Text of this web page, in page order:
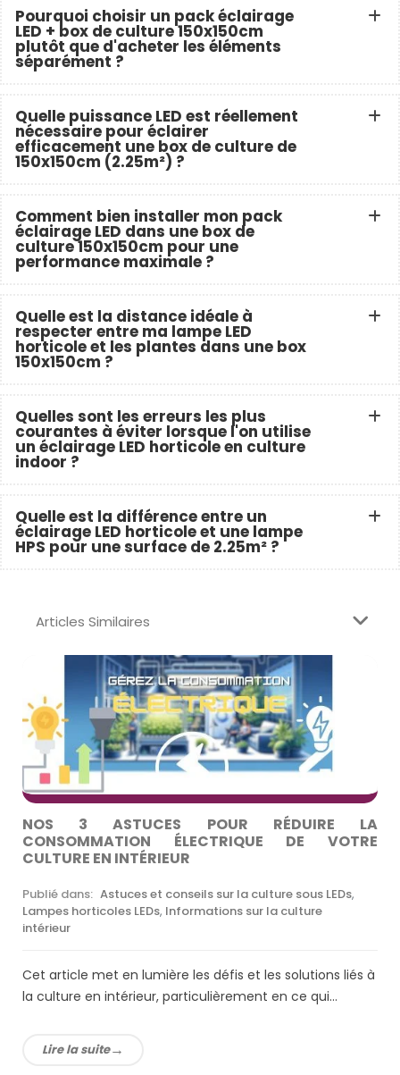
Pourquoi choisir un pack éclairage
LED + box de culture 150x150cm
plutôt que d'acheter les éléments
séparément ?
Quelle puissance LED est réellement
nécessaire pour éclairer
efficacement une box de culture de
150x150cm (2.25m²) ?
Comment bien installer mon pack
éclairage LED dans une box de
culture 150x150cm pour une
performance maximale ?
Quelle est la distance idéale à
respecter entre ma lampe LED
horticole et les plantes dans une box
150x150cm ?
Quelles sont les erreurs les plus
courantes à éviter lorsque l'on utilise
un éclairage LED horticole en culture
indoor ?
Quelle est la différence entre un
éclairage LED horticole et une lampe
HPS pour une surface de 2.25m² ?
Articles Similaires
NOS 3 ASTUCES POUR RÉDUIRE LA
CONSOMMATION ÉLECTRIQUE DE VOTRE
CULTURE EN INTÉRIEUR
Publié dans: Astuces et conseils sur la culture sous LEDs,
Lampes horticoles LEDs, Informations sur la culture
intérieur
Cet article met en lumière les défis et les solutions liés à
la culture en intérieur, particulièrement en ce qui...
Lire la suite